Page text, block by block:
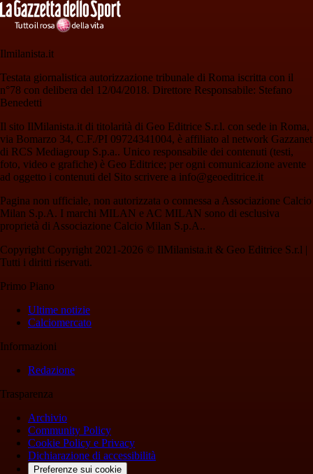
Ilmilanista.it
Testata giornalistica autorizzazione tribunale di Roma iscritta con il
n°78 con delibera del 12/04/2018. Direttore Responsabile: Stefano
Benedetti
Il sito IlMilanista.it di titolarità di Geo Editrice S.r.l. con sede in Roma,
via Bomarzo 34, C.F./PI 09724341004, è affiliato al network Gazzanet
di RCS Mediagroup S.p.a.. Unico responsabile dei contenuti (testi,
foto, video e grafiche) è Geo Editrice; per ogni comunicazione avente
ad oggetto i contenuti del Sito scrivere a info@geoeditrice.it
Pagina non ufficiale, non autorizzata o connessa a Associazione Calcio
Milan S.p.A. I marchi MILAN e AC MILAN sono di esclusiva
proprietà di Associazione Calcio Milan S.p.A..
Copyright Copyright 2021-2026 © IlMilanista.it & Geo Editrice S.r.l |
Tutti i diritti riservati.
Primo Piano
Ultime notizie
Calciomercato
Informazioni
Redazione
Trasparenza
Archivio
Community Policy
Cookie Policy e Privacy
Dichiarazione di accessibilità
Preferenze sui cookie